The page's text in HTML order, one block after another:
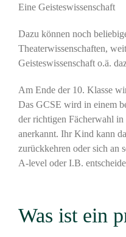
Eine Geisteswissenschaft
Dazu können noch
Theaterwissenschaften,
Geisteswissenschaft o.ä.
Am Ende der 10. Klasse
Das GCSE wird in einem
der richtigen Fächerwahl
anerkannt. Ihr Kind kann
zurückkehren oder sich an
A-level oder I.B.
Was ist ein